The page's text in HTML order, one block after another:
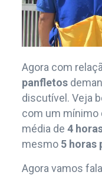
Agora com
panfletos
discutível. Veja
com um mínimo
média de 4
mesmo 5 horas
Agora vamos